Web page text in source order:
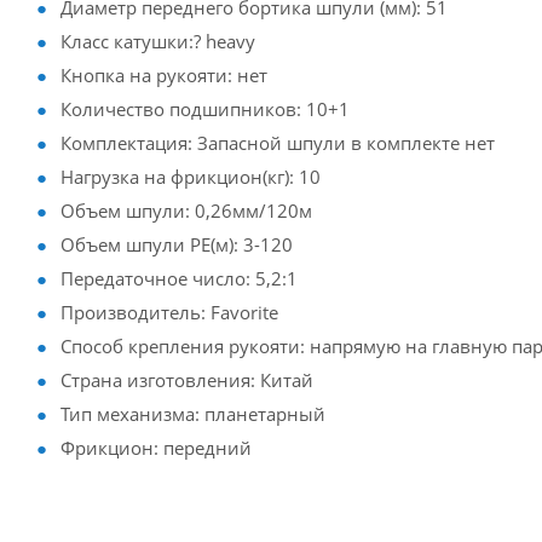
Диаметр переднего бортика шпули (мм): 51
Класс катушки:? heavy
Кнопка на рукояти: нет
Количество подшипников: 10+1
Комплектация: Запасной шпули в комплекте нет
Нагрузка на фрикцион(кг): 10
Объем шпули: 0,26мм/120м
Объем шпули PE(м): 3-120
Передаточное число: 5,2:1
Производитель: Favorite
Способ крепления рукояти: напрямую на главную
Страна изготовления: Китай
Тип механизма: планетарный
Фрикцион: передний